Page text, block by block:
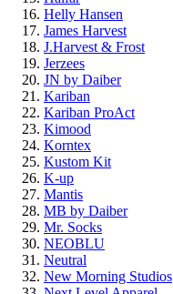
Helly Hansen
James Harvest
J.Harvest & Frost
Jerzees
JN by Daiber
Kariban
Kariban ProAct
Kimood
Korntex
Kustom Kit
K-up
Mantis
MB by Daiber
Mr. Socks
NEOBLU
Neutral
New Morning Studios